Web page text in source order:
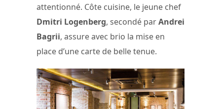
attentionné. Côte cuisine, le jeune chef
Dmitri Logenberg, secondé parAndrei
Bagrii, assure avec brio la mise en
place d’une carte de belle tenue.